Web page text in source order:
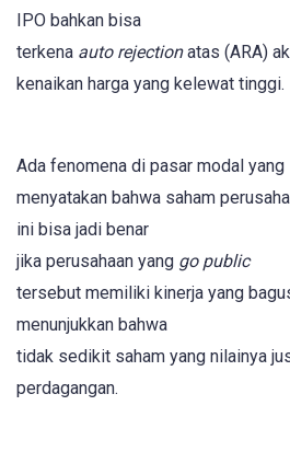
IPO bahkan bisa
terkena auto rejectionatas (ARA)
kenaikan harga yang kelewat tinggi.
Ada fenomena di pasar modal yang
menyatakan bahwa saham
ini bisa jadi benar
jika perusahaan yang go public
tersebut memiliki kinerja yang
menunjukkan bahwa
tidak sedikit saham yang nilainya
perdagangan.